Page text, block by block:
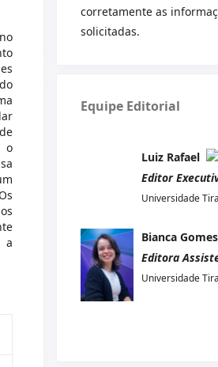
o
a
corretamente as
solicitadas.
Equipe Editorial
Luiz Rafael
Editor
Universidade
Bianca Gomes
Editora
Universidade